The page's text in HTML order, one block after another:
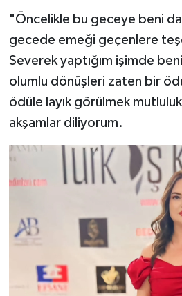
"Öncelikle bu geceye beni
gecede emeği geçenlere
Severek yaptığım işimde
olumlu dönüşleri zaten bir
ödüle layık görülmek
akşamlar diliyorum.